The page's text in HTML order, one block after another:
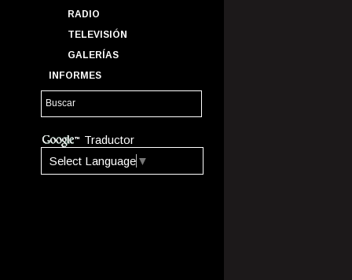
RADIO
TELEVISIÓN
GALERÍAS
INFORMES
Traductor
Select Language ▼